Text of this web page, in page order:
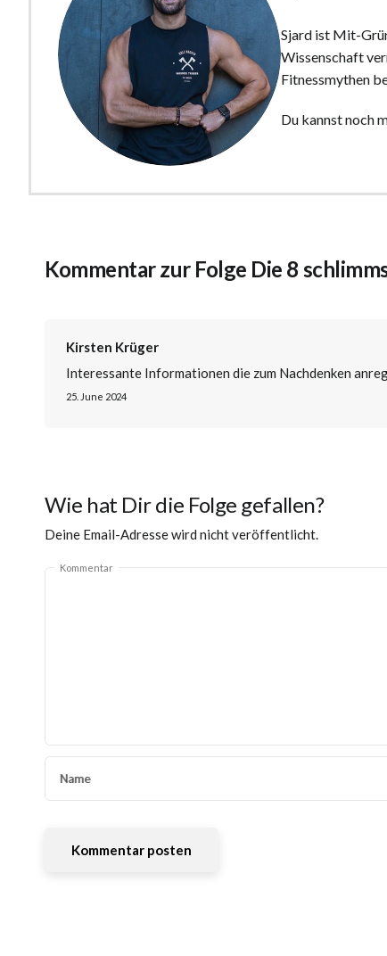
Sjard ist Mit-
Wissenschaft
Fitnessmythen
Du kannst noch
Kommentar zur Folge Die 8
Kirsten Krüger
Interessante Informationen die zum Nachdenken
25. June 2024
Wie hat Dir die Folge gefallen?
Deine Email-Adresse wird nicht veröffentlicht.
Kommentar
Name